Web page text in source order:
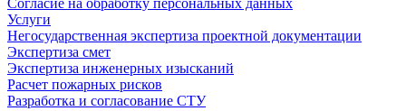
Услуги
Негосударственная экспертиза проектной документации
Экспертиза смет
Экспертиза инженерных изысканий
Расчет пожарных рисков
Разработка и согласование СТУ